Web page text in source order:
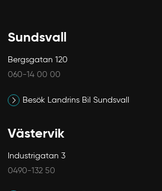
Sundsvall
Bergsgatan 120
060-14 00 00
Besök Landrins Bil Sundsvall
Västervik
Industrigatan 3
0490-132 50